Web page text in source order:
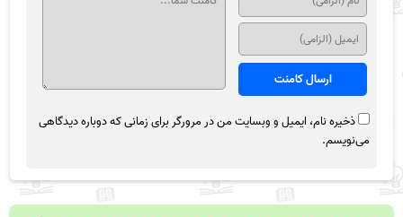
ذخیره نام، ایمیل و وبسایت من در مرورگر برای زمانی که دوباره دیدگاهی
می‌نویسم.